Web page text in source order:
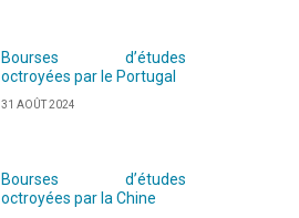
Bourses d’études
octroyées par le Portugal
31 AOÛT 2024
Bourses d’études
octroyées par la Chine